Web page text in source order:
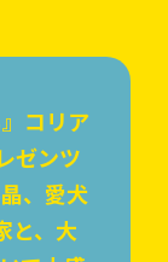
コリア
ゼンツ
、愛犬
と、大